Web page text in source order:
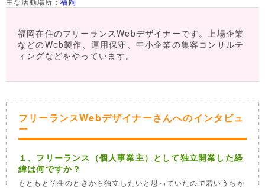
福岡在住のフリーランスWebデザイナーです。上場企業
などのWeb製作、運用保守、中小企業の集客コンサルテ
ィングなどをやっています。
フリーランスWebデザイナーさんへのインタビュ
ー
１、フリーランス（個人事業主）として独立開業した経
緯は何ですか？
もともと学生のときから独立したいと思っていたので若いうちか